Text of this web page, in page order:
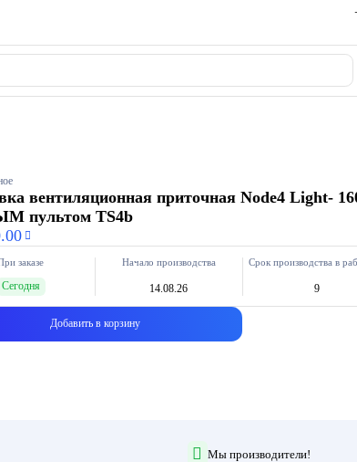
вентиляционная приточная Node4 Light-
пультом TS4b
заказе
Сегодня
Начало производства
14.08.26
Срок производства в
9
Добавить в корзину
Мы производители!